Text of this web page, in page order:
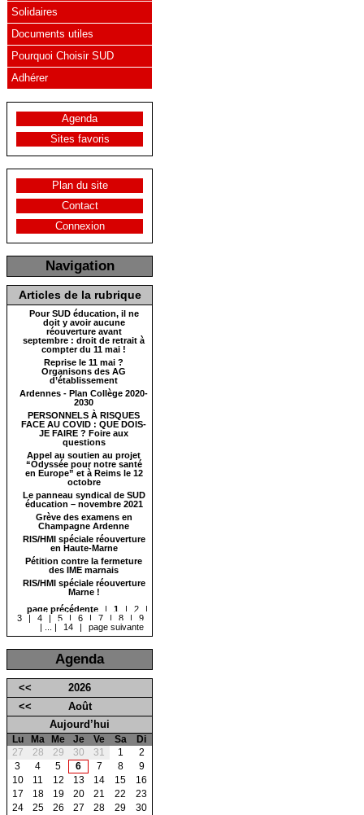
Solidaires
Documents utiles
Pourquoi Choisir SUD
Adhérer
Agenda
Sites favoris
Plan du site
Contact
Connexion
Navigation
Articles de la rubrique
Pour SUD éducation, il ne
doit y avoir aucune
réouverture avant
septembre : droit de retrait à
compter du 11 mai !
Reprise le 11 mai ?
Organisons des AG
d’établissement
Ardennes - Plan Collège 2020-
2030
PERSONNELS À RISQUES
FACE AU COVID : QUE DOIS-
JE FAIRE ? Foire aux
questions
Appel au soutien au projet
“Odyssée pour notre santé
en Europe” et à Reims le 12
octobre
Le panneau syndical de SUD
éducation – novembre 2021
Grève des examens en
Champagne Ardenne
RIS/HMI spéciale réouverture
en Haute-Marne
Pétition contre la fermeture
des IME marnais
RIS/HMI spéciale réouverture
Marne !
page précédente
| 1 | 2
|
3
| 4 | 5 | 6 | 7 | 8 |
9
|
| 14 | page suivante
Agenda
<<
2026
<<
Août
Aujourd’hui
Lu Ma Me Je Ve Sa
Di
27
28 29 30 31 1
2
3
4 5 6 7 8
9
10
11 12 13 14 15
16
17
18 19 20 21 22
23
24
25 26 27 28 29 30